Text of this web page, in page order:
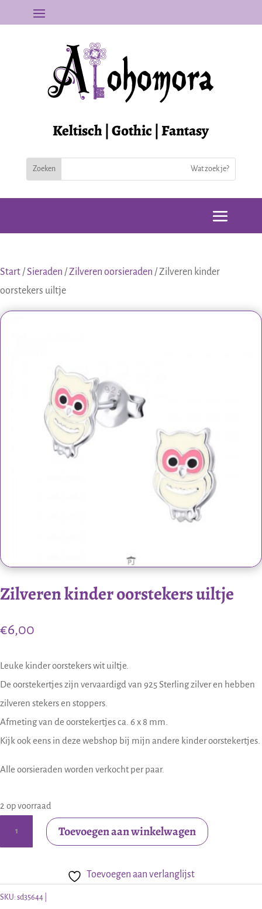
Keltisch | Gothic | Fantasy
Start /Sieraden /Zilveren oorsieraden / Zilveren kinder
oorstekers uiltje
Zilveren kinder oorstekers uiltje
€6,00
Leuke kinder oorstekers wit uiltje.
De oorstekertjes zijn vervaardigd van 925 Sterling zilver en hebben
zilveren stekers en stoppers.
Afmeting van de oorstekertjes ca. 6 x 8 mm.
Kijk ook eens in deze webshop bij mijn andere kinder oorstekertjes.
Alle oorsieraden worden verkocht per paar.
2 op voorraad
uiltje
aantal
Toevoegen aan winkelwagen
Toevoegen aan verlanglijst
SKU: sd35644